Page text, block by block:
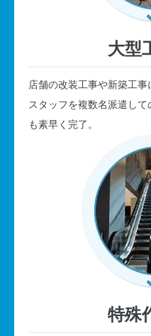
大型
店舗の改装工事や新築工事
スタッフを複数名派遣し
も素早く完了。
特殊